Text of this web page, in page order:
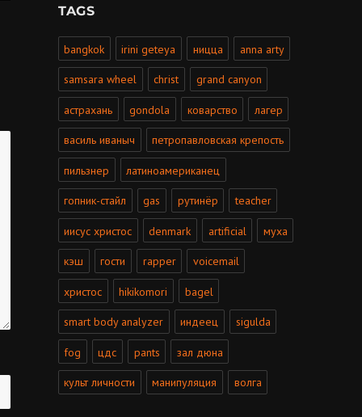
TAGS
bangkok irini geteya ницца anna arty
samsara wheel christ grand canyon
астрахань gondola коварство лагер
василь иваныч петропавловская крепость
пильзнер латиноамериканец
гопник-стайл gas рутинёр teacher
иисус христос denmark artificial муха
кэш гости rapper voicemail
христос hikikomori bagel
smart body analyzer индеец sigulda
fog цдс pants зал дюна
культ личности манипуляция волга